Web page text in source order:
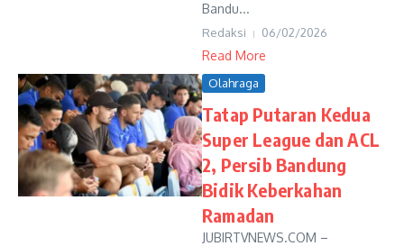
Bandu...
Redaksi 06/02/2026
Read More
Olahraga
Tatap Putaran Kedua
Super League dan ACL
2, Persib Bandung
Bidik Keberkahan
Ramadan
JUBIRTVNEWS.COM –